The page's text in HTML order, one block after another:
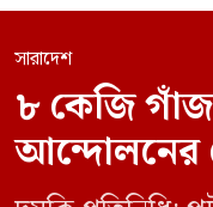
সারাদেশ
৮ কেজি
আন্দোলনের